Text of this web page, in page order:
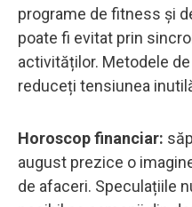
programe de fitness și
poate fi evitat prin
activităților. Metodele
reduceți tensiunea
Horoscop financiar:
august prezice o
de afaceri. Speculațiile